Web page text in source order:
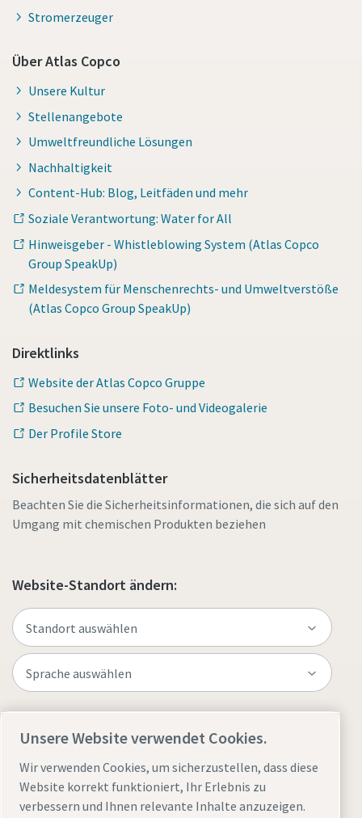
Stromerzeuger
Über Atlas Copco
Unsere Kultur
Stellenangebote
Umweltfreundliche Lösungen
Nachhaltigkeit
Content-Hub: Blog, Leitfäden und mehr
Soziale Verantwortung: Water for All
Hinweisgeber - Whistleblowing System (Atlas Copco
Group SpeakUp)
Meldesystem für Menschenrechts- und Umweltverstöße
(Atlas Copco Group SpeakUp)
Direktlinks
Website der Atlas Copco Gruppe
Besuchen Sie unsere Foto- und Videogalerie
Der Profile Store
Sicherheitsdatenblätter
Beachten Sie die Sicherheitsinformationen, die sich auf den
Umgang mit chemischen Produkten beziehen
Website-Standort ändern:
Unsere Website verwendet Cookies.
Wir verwenden Cookies, um sicherzustellen, dass diese
Website korrekt funktioniert, Ihr Erlebnis zu
verbessern und Ihnen relevante Inhalte anzuzeigen.